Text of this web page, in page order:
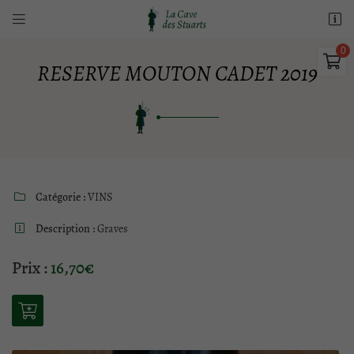
 

Rafraîchir le captcha
RESERVE MOUTON CADET 2019
 Catégorie :VINS
 Description :Graves
Prix :16,70€